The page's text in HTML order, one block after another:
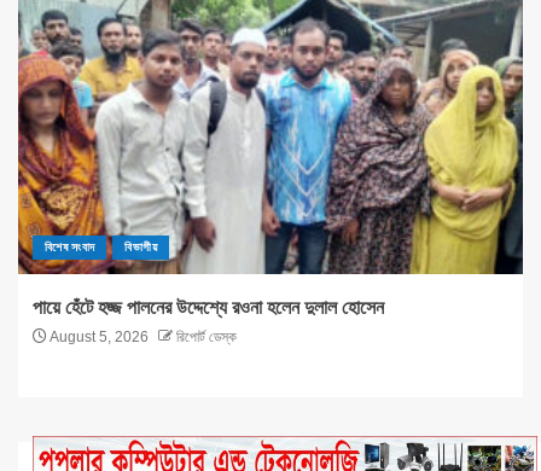
বিশেষ সংবাদ বিভাগীয়
পায়ে হেঁটে হজ্জ পালনের উদ্দেশ্যে রওনা হলেন দুলাল হোসেন
August 5, 2026 রিপোর্ট ডেস্ক